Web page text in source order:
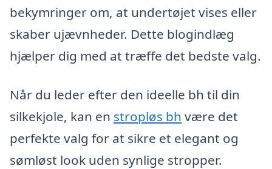
bekymringer om, at undertøjet vises eller
skaber ujævnheder. Dette blogindlæg
hjælper dig med at træffe det bedste valg.
Når du leder efter den ideelle bh til din
silkekjole, kan en stropløs bh være det
perfekte valg for at sikre et elegant og
sømløst look uden synlige stropper.